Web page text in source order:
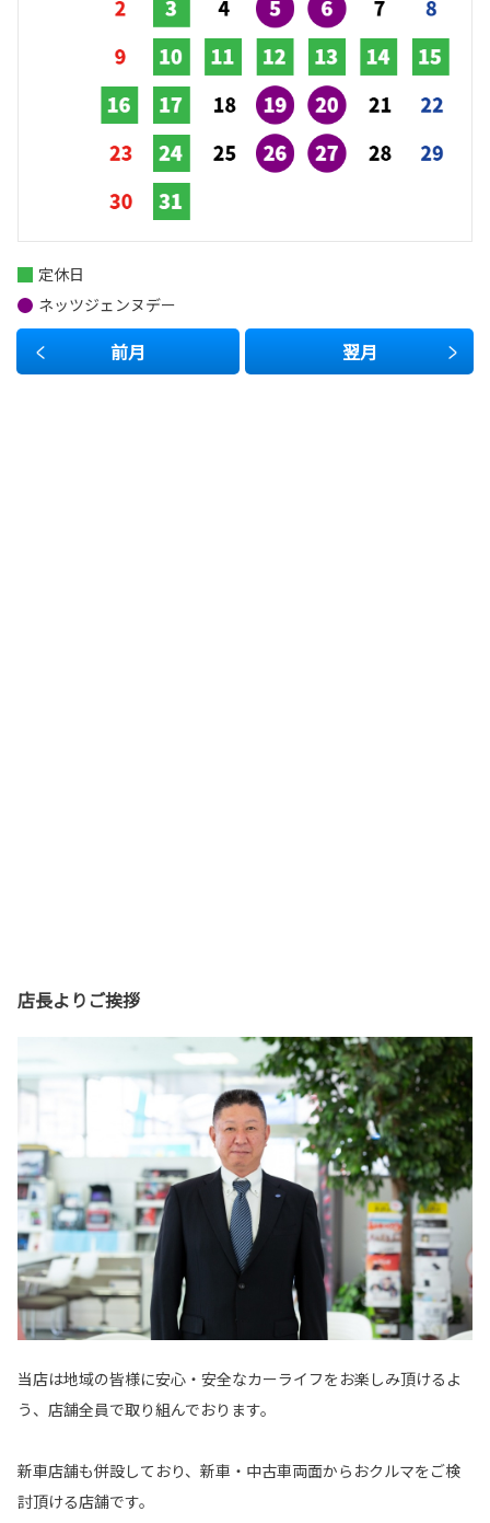
前月 翌月
定休日
ネッツジェンヌデー
店長よりご挨拶
当店は地域の皆様に安心・安全なカーライフをお楽しみ頂けるよ
う、店舗全員で取り組んでおります。
新車店舗も併設しており、新車・中古車両面からおクルマをご検
討頂ける店舗です。